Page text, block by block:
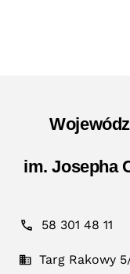
im. Josepha
58 301 48 11
Targ Rakowy